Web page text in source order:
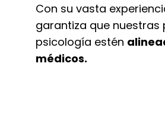
Con su vasta
garantiza que nuestras
psicología estén
médicos.